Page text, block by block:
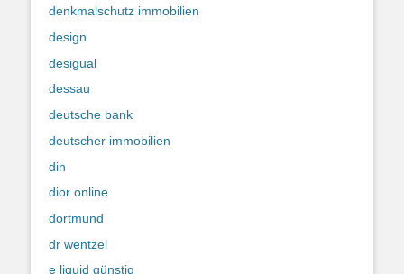
denkmalschutz immobilien
design
desigual
dessau
deutsche bank
deutscher immobilien
din
dior online
dortmund
dr wentzel
e liquid günstig